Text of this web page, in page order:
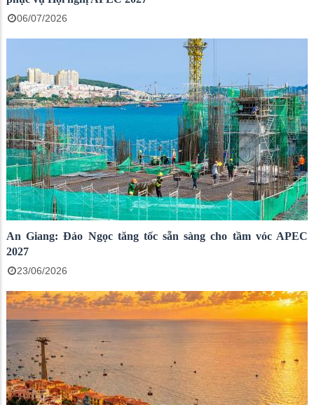
06/07/2026
An Giang: Đảo Ngọc tăng tốc sẵn sàng cho tầm vóc APEC
2027
23/06/2026